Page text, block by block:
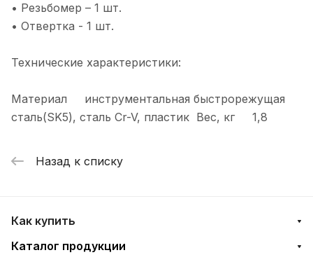
• Резьбомер – 1 шт.
• Отвертка - 1 шт.
Технические характеристики:
Материал инструментальная быстрорежущая
сталь(SK5), сталь Cr-V, пластик Вес, кг 1,8
Назад к списку
Как купить
Каталог продукции